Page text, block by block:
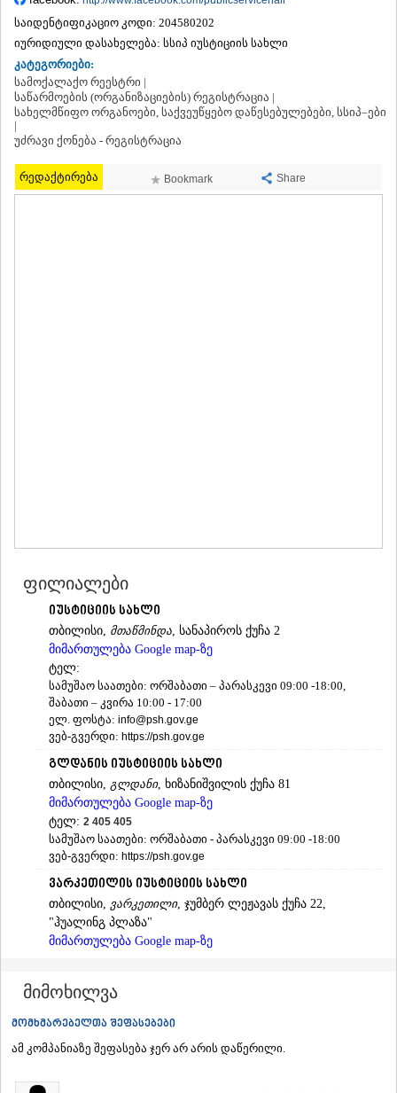
ᲬᲧᲐᲚᲢᲣᲑᲝ
ᲭᲘᲐᲗᲣᲠᲐ
ᲮᲐᲠᲐᲒᲐᲣᲚᲘ
ᲮᲝᲜᲘ
ᲙᲐᲮᲔᲗᲘ
ᲐᲮᲛᲔᲢᲐ
ᲒᲣᲠᲯᲐᲐᲜᲘ
ᲗᲔᲚᲐᲕᲘ
ᲚᲐᲒᲝᲓᲔᲮᲘ
ᲡᲐᲒᲐᲠᲔᲯᲝ
ᲛᲔᲡᲢᲘᲐ
ᲤᲝᲗᲘ
ᲩᲮᲝᲠᲝᲬᲧᲣ
ᲮᲝᲑᲘ
ᲐᲜᲐᲙᲚᲘᲐ
ᲯᲕᲐᲠᲘ
ᲡᲐᲛᲪᲮᲔ–ᲯᲐᲕᲐᲮᲔᲗᲘ
ᲐᲡᲞᲘᲜᲫᲐ
ᲐᲮᲐᲚᲪᲘᲮᲔ
ᲑᲝᲠᲯᲝᲛᲘ
ᲜᲘᲜᲝᲬᲛᲘᲜᲓᲐ
ᲐᲑᲐᲡᲗᲣᲛᲐᲜᲘ
ᲑᲐᲙᲣᲠᲘᲐᲜᲘ
ᲕᲐᲚᲔ
ᲒᲐᲠᲓᲐᲑᲐᲜᲘ
ᲓᲛᲐᲜᲘᲡᲘ
ᲗᲔᲗᲠᲘᲬᲧᲐᲠᲝ
ᲠᲣᲡᲗᲐᲕᲘ
ᲬᲐᲚᲙᲐ
ᲨᲘᲓᲐ ᲥᲐᲠᲗᲚᲘ
ᲙᲐᲡᲞᲘ
საიდენტიფიკაციო კოდი: 204580202
იურიდიული დასახელება: სსიპ იუსტიციის სახლი
კატეგორიები:
სამოქალაქო რეესტრი |
საწარმოების (ორგანიზაციების) რეგისტრაცია |
სახელმწიფო ორგანოები, საქვეუწყებო დაწესებულებები, სსიპ–ები
უძრავი ქონება - რეგისტრაცია
რედაქტირება Bookmark Share
ფილიალები
იუსტიციის სახლი
თბილისი, მთაწმინდა, სანაპიროს ქუჩა 2
მიმართულება Google map-ზე
ტელ:
სამუშაო საათები: ორშაბათი – პარასკევი 09:00 -18:00,
შაბათი – კვირა 10:00 - 17:00
ელ. ფოსტა: info@psh.gov.ge
ვებ-გვერდი: https://psh.gov.ge
გლდანის იუსტიციის სახლი
თბილისი, გლდანი, ხიზანიშვილის ქუჩა 81
მიმართულება Google map-ზე
ტელ: 2 405 405
სამუშაო საათები: ორშაბათი - პარასკევი 09:00 -18:00
ვებ-გვერდი: https://psh.gov.ge
ვარკეთილის იუსტიციის სახლი
თბილისი, ვარკეთილი, ჯუმბერ ლეჟავას ქუჩა 22,
"ჰუალინგ პლაზა"
მიმართულება Google map-ზე
ვებ-გვერდი:
აბაშის იუსტიციის სახლი
აბაშა, თამარ მეფის ქუჩა 19
ტელ:
მიმოხილვა
მომხმარებელთა შეფასებები
ამ კომპანიაზე შეფასება ჯერ არ არის დაწერილი.